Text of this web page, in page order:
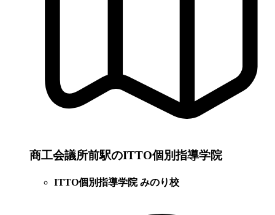
商工会議所前駅のITTO個別指導学院
ITTO個別指導学院 みのり校